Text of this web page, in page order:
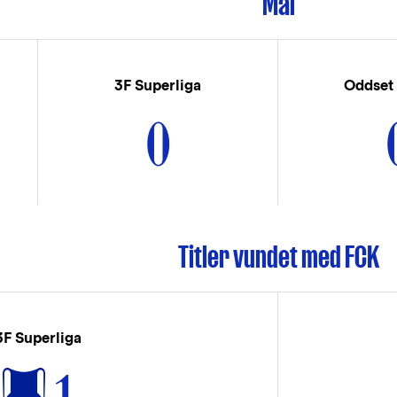
3F Superliga
0
Oddset
Titler vundet med FCK
Superliga